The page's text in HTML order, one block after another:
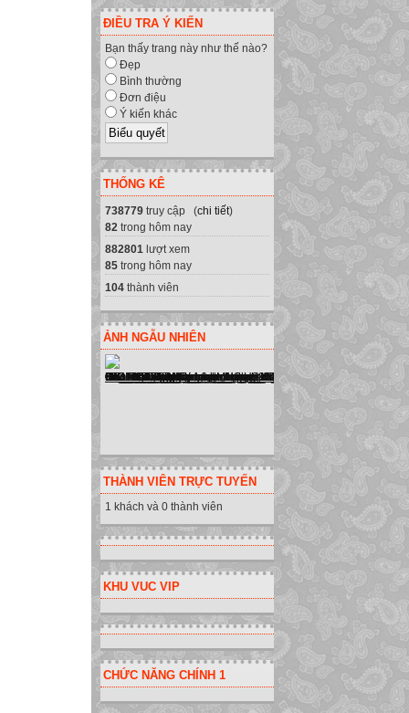
ĐIỀU TRA Ý KIẾN
Bạn thấy trang này như thế nào?
Đẹp
Bình thường
Đơn điệu
Ý kiến khác
THỐNG KÊ
738779 truy cập (chi tiết)
82 trong hôm nay
882801 lượt xem
85 trong hôm nay
104 thành viên
ẢNH NGẪU NHIÊN
THÀNH VIÊN TRỰC TUYẾN
1 khách và 0 thành viên
KHU VUC VIP
CHỨC NĂNG CHÍNH 1